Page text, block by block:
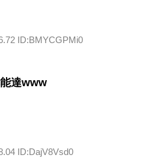
ID:BMYCGPMi0
達www
ID:DajV8Vsd0